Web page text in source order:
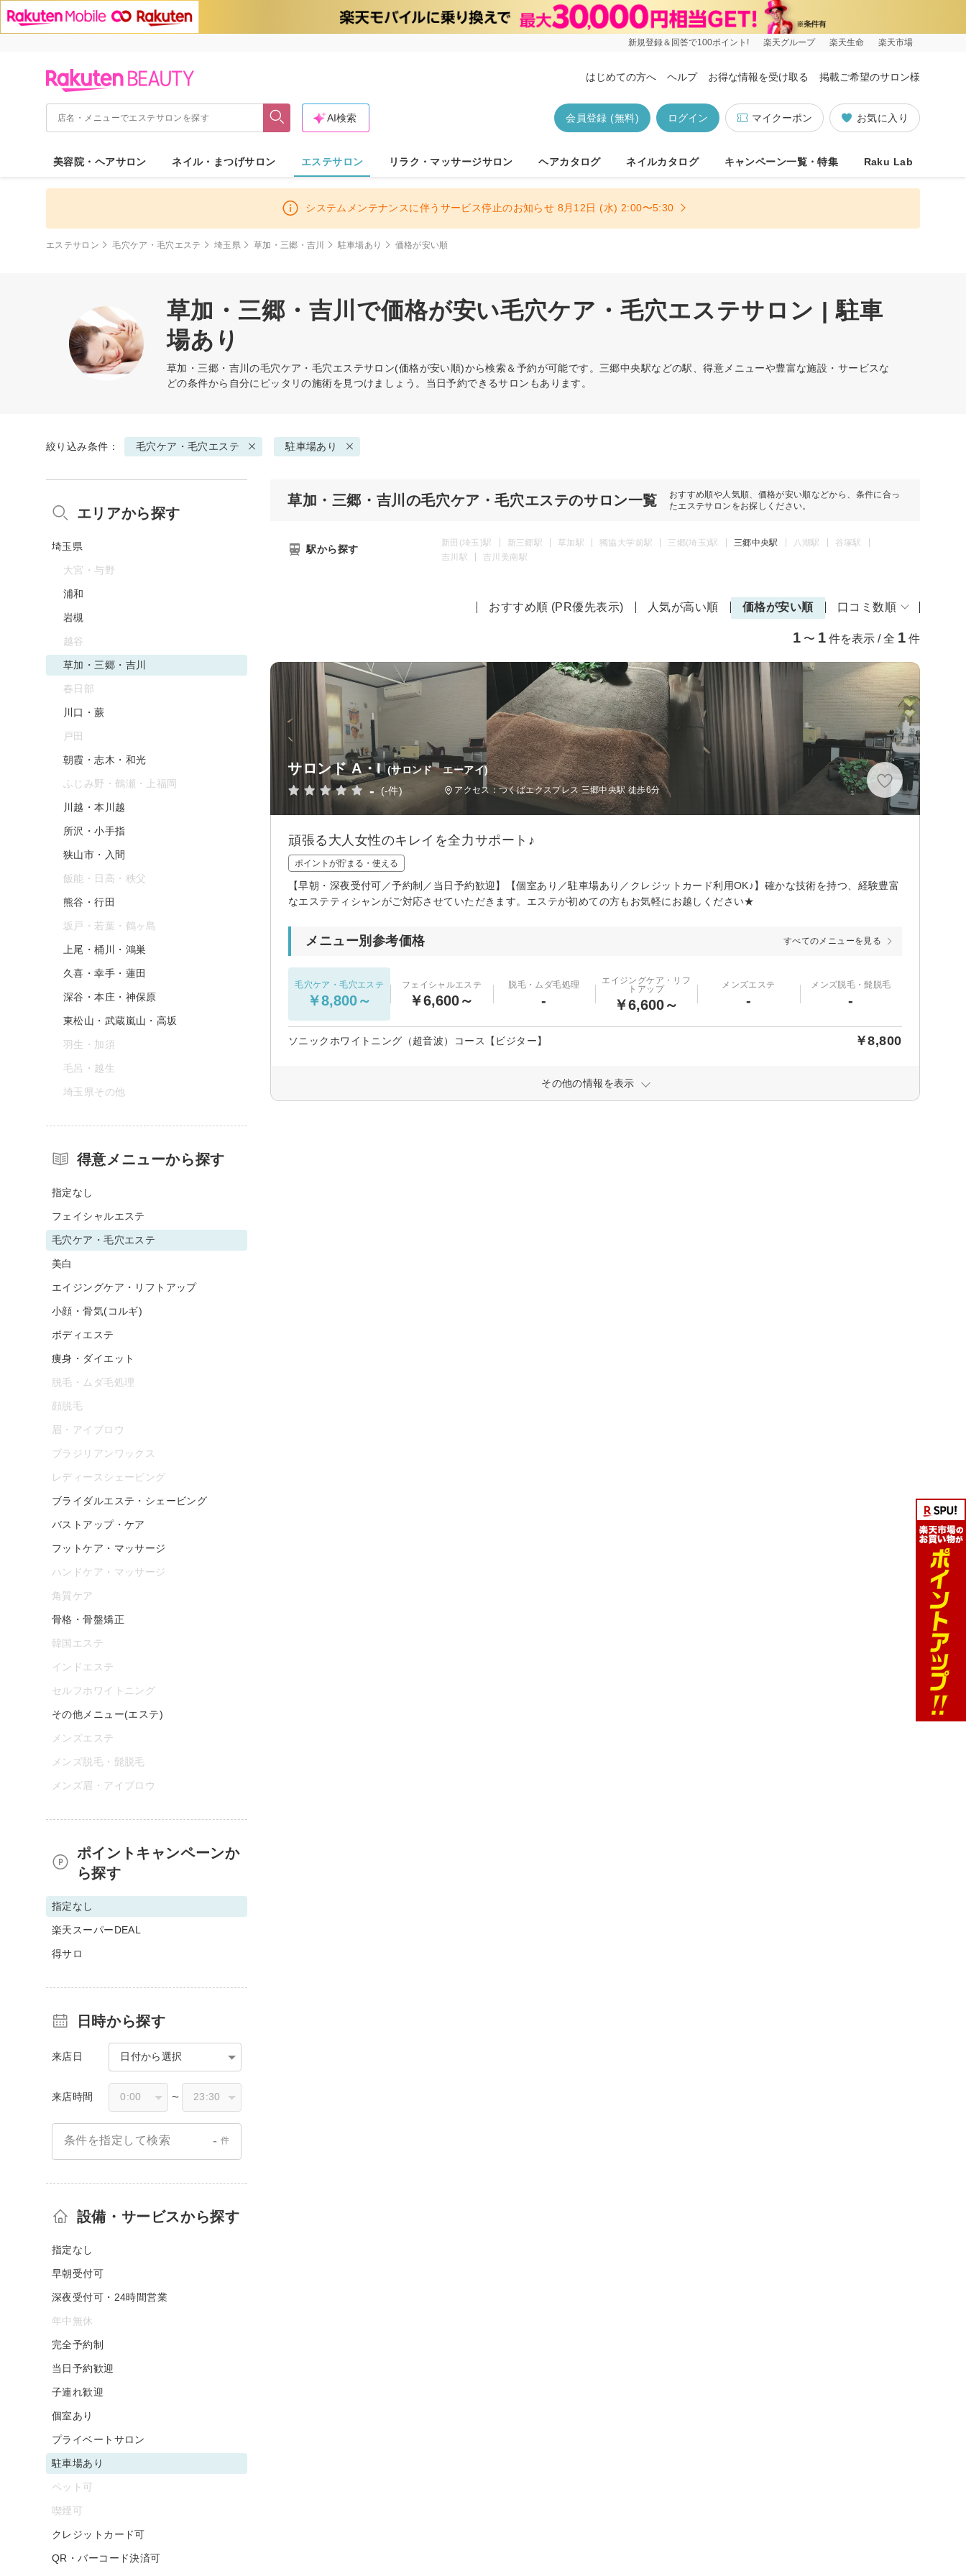
新規登録＆回答で100ポイント! 楽天グループ 楽天生命 楽天市場
はじめての方へ ヘルプ お得な情報を受け取る 掲載ご希望のサロン様
お気に入り
マイクーポン
ログイン
会員登録 (無料)
AI検索
美容院・ヘアサロン ネイル・まつげサロン エステサロン リラク・マッサージサロン ヘアカタログ ネイルカタログ キャンペーン一覧・特集 Raku Lab
システムメンテナンスに伴うサービス停止のお知らせ 8月12日 (水) 2:00〜5:30
エステサロン 毛穴ケア・毛穴エステ 埼玉県 草加・三郷・吉川 駐車場あり 価格が安い順
草加・三郷・吉川で価格が安い毛穴ケア・毛穴エステサロン | 駐車
場あり
草加・三郷・吉川の毛穴ケア・毛穴エステサロン(価格が安い順)から検索＆予約が可能です。三郷中央駅などの駅、得意メニューや豊富な施設・サービスな
どの条件から自分にピッタリの施術を見つけましょう。当日予約できるサロンもあります。
絞り込み条件： 毛穴ケア・毛穴エステ 駐車場あり
草加・三郷・吉川の毛穴ケア・毛穴エステのサロン一覧
おすすめ順や人気順、価格が安い順などから、条件に合っ
たエステサロンをお探しください。
駅から探す
新田(埼玉)駅 新三郷駅 草加駅 獨協大学前駅 三郷(埼玉)駅 三郷中央駅 八潮駅
谷塚駅
吉川駅
吉川美南駅
おすすめ順 (PR優先表示) 人気が高い順 価格が安い順 口コミ数順
1 〜 1 件を表示 / 全 1 件
サロンド A・I (サロンド エーアイ)
- (-件) アクセス：つくばエクスプレス 三郷中央駅 徒歩6分
頑張る大人女性のキレイを全力サポート♪
ポイントが貯まる・使える
【早朝・深夜受付可／予約制／当日予約歓迎】【個室あり／駐車場あり／クレジットカード利用OK♪】確かな技術を持つ、経験豊富
なエステティシャンがご対応させていただきます。エステが初めての方もお気軽にお越しください★
メニュー別参考価格 すべてのメニューを見る
毛穴ケア・毛穴エステ
￥8,800～
フェイシャルエステ
￥6,600～
脱毛・ムダ毛処理
-
エイジングケア・リフ
トアップ
￥6,600～
メンズエステ
-
メンズ脱毛・髭脱毛
-
ソニックホワイトニング（超音波）コース【ビジター】 ￥8,800
その他の情報を表示
エリアから探す
埼玉県
大宮・与野
浦和
岩槻
越谷
草加・三郷・吉川
春日部
川口・蕨
戸田
朝霞・志木・和光
ふじみ野・鶴瀬・上福岡
川越・本川越
所沢・小手指
狭山市・入間
飯能・日高・秩父
熊谷・行田
坂戸・若葉・鶴ヶ島
上尾・桶川・鴻巣
久喜・幸手・蓮田
深谷・本庄・神保原
東松山・武蔵嵐山・高坂
羽生・加須
毛呂・越生
埼玉県その他
得意メニューから探す
指定なし
フェイシャルエステ
毛穴ケア・毛穴エステ
美白
エイジングケア・リフトアップ
小顔・骨気(コルギ)
ボディエステ
痩身・ダイエット
脱毛・ムダ毛処理
顔脱毛
眉・アイブロウ
ブラジリアンワックス
レディースシェービング
ブライダルエステ・シェービング
バストアップ・ケア
フットケア・マッサージ
ハンドケア・マッサージ
角質ケア
骨格・骨盤矯正
韓国エステ
インドエステ
セルフホワイトニング
その他メニュー(エステ)
メンズエステ
メンズ脱毛・髭脱毛
メンズ眉・アイブロウ
ポイントキャンペーンか
ら探す
指定なし
楽天スーパーDEAL
得サロ
日時から探す
来店日 日付から選択
来店時間 〜
条件を指定して検索 - 件
設備・サービスから探す
指定なし
早朝受付可
深夜受付可・24時間営業
年中無休
完全予約制
当日予約歓迎
子連れ歓迎
個室あり
プライベートサロン
駐車場あり
ペット可
喫煙可
クレジットカード可
QR・バーコード決済可